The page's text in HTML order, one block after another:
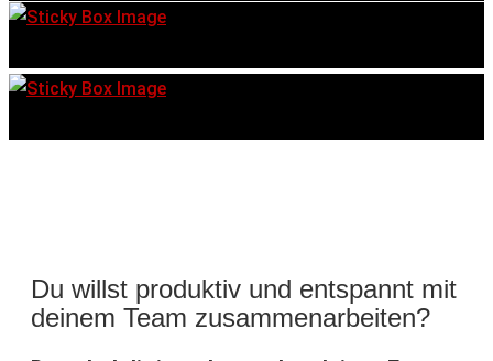
deinem Team zusammenarbeiten?